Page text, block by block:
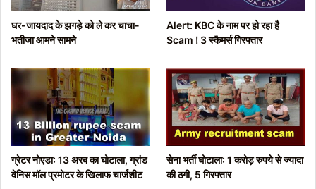
p
e
घर-जायदाद के झगड़े को ले कर चाचा-
भतीजा आमने सामने
Alert: KBC के नाम पर हो रहा है
Scam ! 3 स्कैमर्स गिरफ्तार
ग्रेटर नोएडा: 13 अरब का घोटाला, ग्रांड
वेनिस मॉल प्रमोटर के खिलाफ चार्जशीट
सेना भर्ती घोटाला: 1 करोड़ रुपये से ज्यादा
की ठगी, 5 गिरफ्तार